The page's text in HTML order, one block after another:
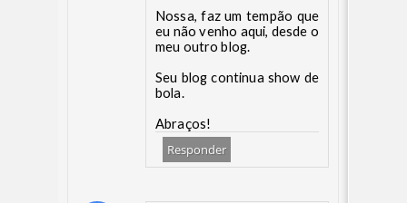
Nossa, faz um tempão que
eu não venho aqui, desde o
meu outro blog.
Seu blog continua show de
bola.
Abraços!
Responder